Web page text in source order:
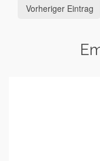
Vorheriger Eintrag